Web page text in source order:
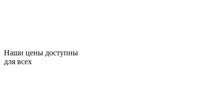
Наши цены доступны
для всех